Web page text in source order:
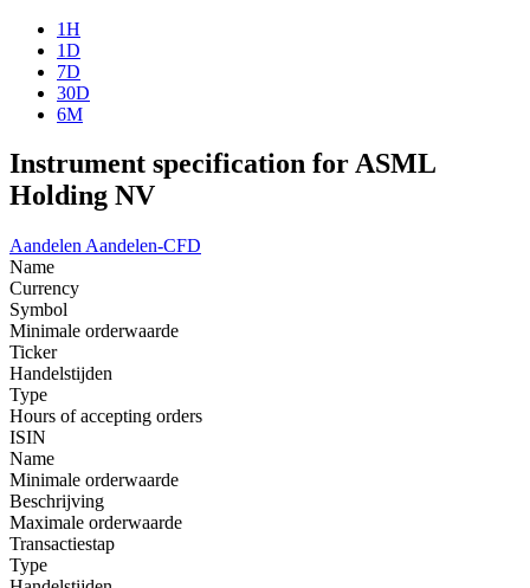
1H
1D
7D
30D
6M
Instrument specification for ASML
Holding NV
Aandelen Aandelen-CFD
Name
Currency
Symbol
Minimale orderwaarde
Ticker
Handelstijden
Type
Hours of accepting orders
ISIN
Name
Minimale orderwaarde
Beschrijving
Maximale orderwaarde
Transactiestap
Type